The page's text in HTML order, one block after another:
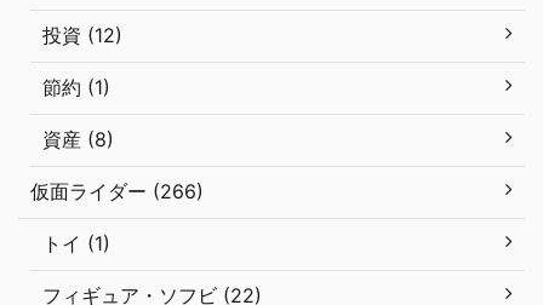
投資 (12)
節約 (1)
資産 (8)
仮面ライダー (266)
トイ (1)
フィギュア・ソフビ (22)